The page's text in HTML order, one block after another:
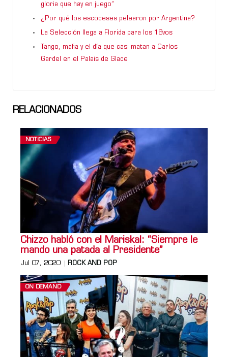
gloria que hay en juego”
¿Por qué los escoceses pelearon por Argentina?
La Selección llega a Florida para los 16vos
Tango, mafia y el día que casi matan a Carlos
Gardel en el Palais de Glace
RELACIONADOS
NOTICIAS
Chizzo habló con el Mariskal: “Siempre le
mando una patada al Presidente”
Jul 07, 2020 ROCK AND POP
ON DEMAND